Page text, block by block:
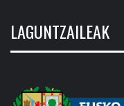
LAGUNTZAILEAK